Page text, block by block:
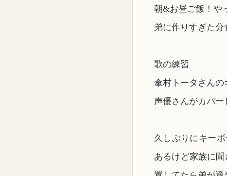
朝&お昼ご飯！や
弟に作りすぎた
歌の練習
傘村トータさんの
声優さんがカバー
久しぶりにキー
あるけど家族に